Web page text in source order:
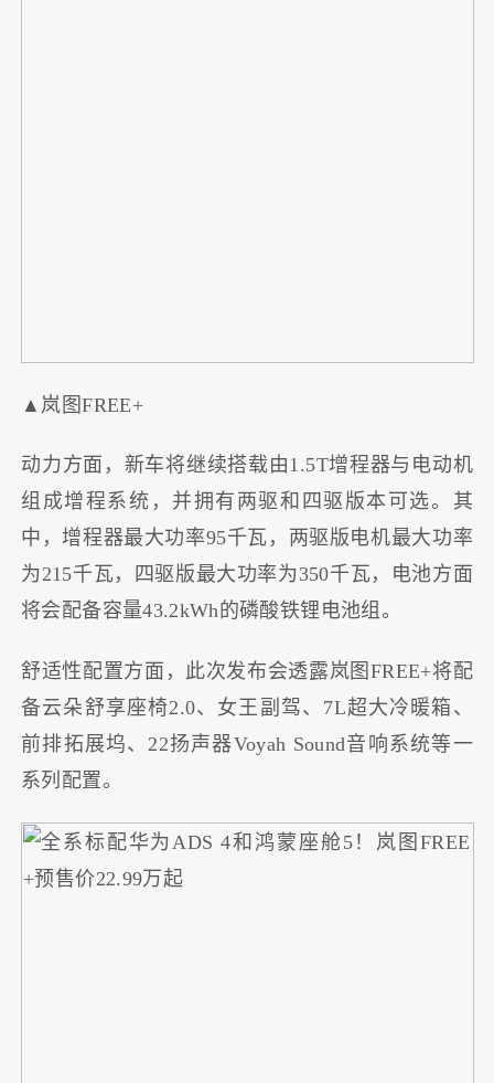
▲岚图FREE+
动力方面，新车将继续搭载由1.5T增程器与电动机
组成增程系统，并拥有两驱和四驱版本可选。其
中，增程器最大功率95千瓦，两驱版电机最大功率
为215千瓦，四驱版最大功率为350千瓦，电池方面
将会配备容量43.2kWh的磷酸铁锂电池组。
舒适性配置方面，此次发布会透露岚图FREE+将配
备云朵舒享座椅2.0、女王副驾、7L超大冷暖箱、
前排拓展坞、22扬声器Voyah Sound音响系统等一
系列配置。